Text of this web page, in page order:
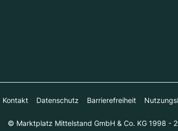
Kontakt Datenschutz Barrierefreiheit
© Marktplatz Mittelstand GmbH & Co. KG 1998 -